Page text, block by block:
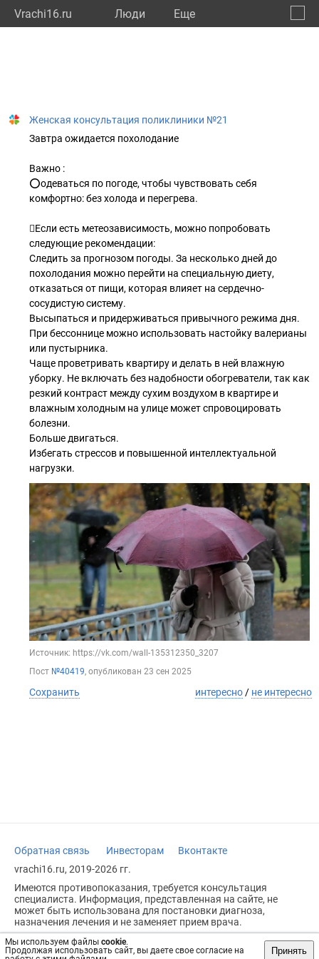
Vrachi16.ru Люди Eще
Мы используем файлы cookie.
Продолжая использовать сайт, вы даете свое согласие на
Принять
Женская консультация поликлиники №21
Завтра ожидается похолодание
Важно :
⭕️одеваться по погоде, чтобы чувствовать себя
комфортно: без холода и перегрева.
🫟Если есть метеозависимость, можно попробовать
следующие рекомендации:
Следить за прогнозом погоды. За несколько дней до
похолодания можно перейти на специальную диету,
отказаться от пищи, которая влияет на сердечно-
сосудистую систему.
Высыпаться и придерживаться привычного режима дня.
При бессоннице можно использовать настойку валерианы
или пустырника.
Чаще проветривать квартиру и делать в ней влажную
уборку. Не включать без надобности обогреватели, так как
резкий контраст между сухим воздухом в квартире и
влажным холодным на улице может спровоцировать
болезни.
Больше двигаться.
Избегать стрессов и повышенной интеллектуальной
нагрузки.
Источник: https://vk.com/wall-135312350_3207
Пост №40419, опубликован 23 сен 2025
Сохранить интересно/ не интересно
Обратная связь Инвесторам
Вконтакте
vrachi16.ru, 2019-2026 гг.
Имеются противопоказания, требуется консультация
специалиста. Информация, представленная на сайте, не
может быть использована для постановки диагноза,
назначения лечения и не заменяет прием врача.
Возрастное ограничение: 18+